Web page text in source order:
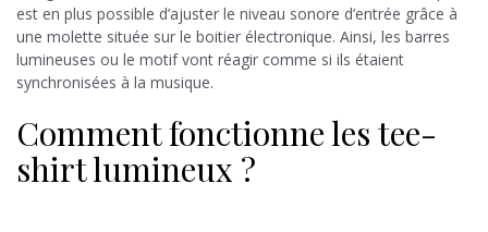
est en plus possible d’ajuster le niveau sonore d’entrée grâce à
une molette située sur le boitier électronique. Ainsi, les barres
lumineuses ou le motif vont réagir comme si ils étaient
synchronisées à la musique.
Comment fonctionne les tee-
shirt lumineux ?